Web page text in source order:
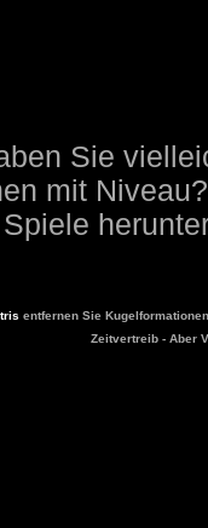
Sie
mit
entfernen Sie
Zeitvertreib - Aber